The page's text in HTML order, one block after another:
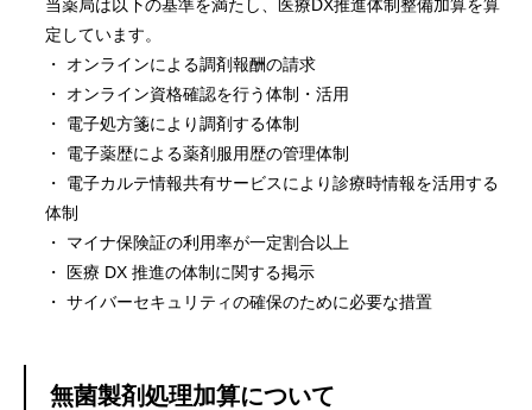
当薬局は以下の基準を満たし、医療DX推進体制整備加算を算
定しています。
・ オンラインによる調剤報酬の請求
・ オンライン資格確認を行う体制・活用
・ 電子処方箋により調剤する体制
・ 電子薬歴による薬剤服用歴の管理体制
・ 電子カルテ情報共有サービスにより診療時情報を活用する
体制
・ マイナ保険証の利用率が一定割合以上
・ 医療 DX 推進の体制に関する掲示
・ サイバーセキュリティの確保のために必要な措置
無菌製剤処理加算について